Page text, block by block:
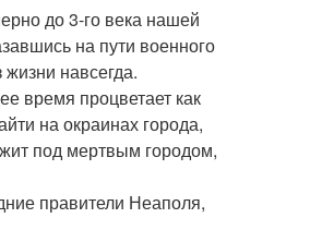
до 3-го века нашей
на пути военного
навсегда.
время процветает как
на окраинах города,
под мертвым городом,
правители Неаполя,